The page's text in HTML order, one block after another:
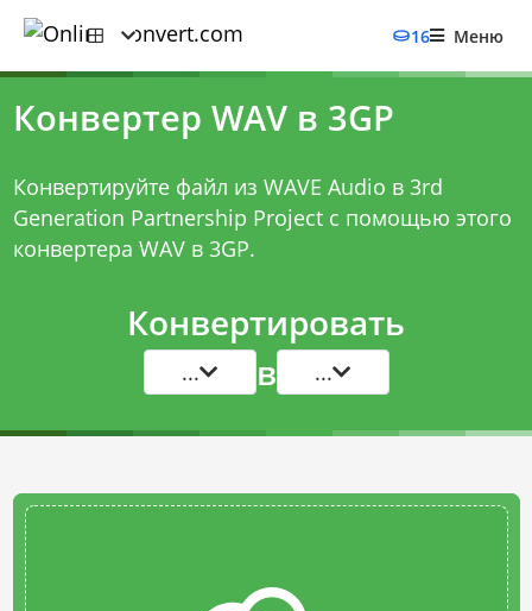
16 Меню
Конвертер WAV в 3GP
Конвертируйте файл из WAVE Audio в 3rd
Generation Partnership Project с помощью этого
конвертера WAV в 3GP.
Конвертировать
... в ...